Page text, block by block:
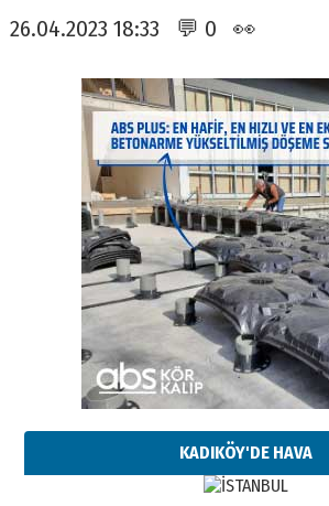
26.04.2023 18:33 💬 0 👀
KADIKÖY'DE HAVA